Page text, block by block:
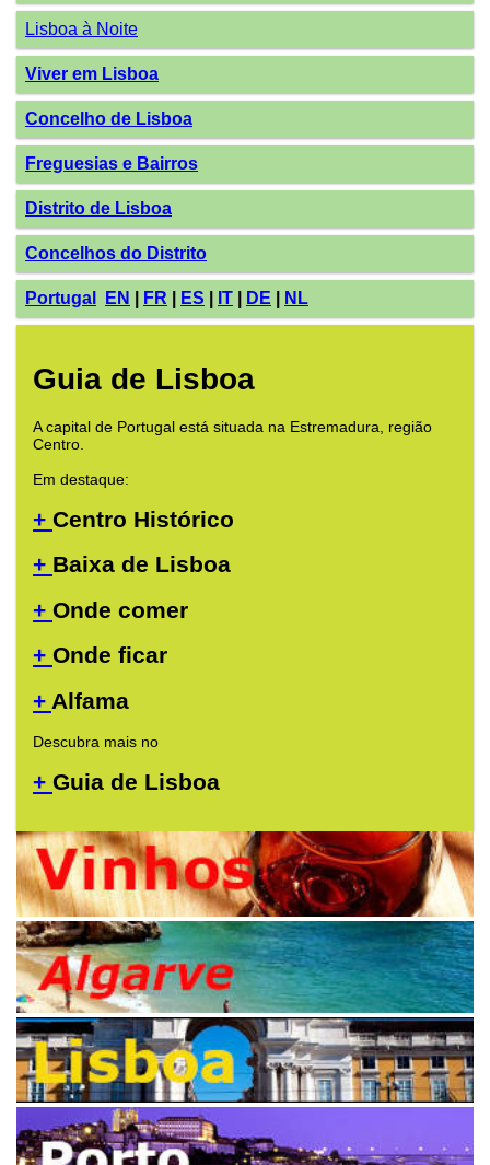
Lisboa à Noite
Viver em Lisboa
Concelho de Lisboa
Freguesias e Bairros
Distrito de Lisboa
Concelhos do Distrito
Portugal EN FR ES IT DE NL
Guia de Lisboa
A capital de Portugal está situada na Estremadura, região
Centro.
Em destaque:
+ Centro Histórico
+ Baixa de Lisboa
+ Onde comer
+ Onde ficar
+ Alfama
Descubra mais no
+ Guia de Lisboa